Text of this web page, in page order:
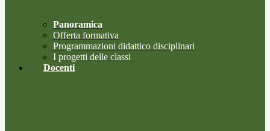
Panoramica
Offerta formativa
Programmazioni didattico disciplinari
I progetti delle classi
Docenti